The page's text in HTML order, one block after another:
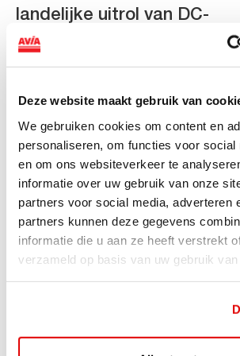
Deze website maakt gebruik van
We gebruiken cookies om content en
personaliseren, om functies voor social
en om ons websiteverkeer te
informatie over uw gebruik van onze
partners voor social media, adverteren
partners kunnen deze gegevens
informatie die u aan ze heeft verstrekt
verzameld op basis van uw gebruik van
landelijke uitrol van DC-
snellaadinfrastructuur
AVIA VOLT en Fletcher Hotels